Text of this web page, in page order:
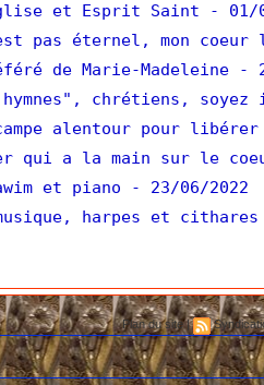
et Esprit Saint
- 01/
pas éternel, mon
de Marie-Madeleine
-
chrétiens,
alentour pour
qui a la main sur le
et piano
- 23/06/2022
harpes et
Plan du site |